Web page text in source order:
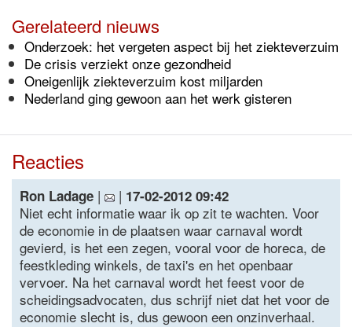
Gerelateerd nieuws
Onderzoek: het vergeten aspect bij het ziekteverzuim
De crisis verziekt onze gezondheid
Oneigenlijk ziekteverzuim kost miljarden
Nederland ging gewoon aan het werk gisteren
Reacties
Ron Ladage | | 17-02-2012 09:42
Niet echt informatie waar ik op zit te wachten. Voor
de economie in de plaatsen waar carnaval wordt
gevierd, is het een zegen, vooral voor de horeca, de
feestkleding winkels, de taxi's en het openbaar
vervoer. Na het carnaval wordt het feest voor de
scheidingsadvocaten, dus schrijf niet dat het voor de
economie slecht is, dus gewoon een onzinverhaal.